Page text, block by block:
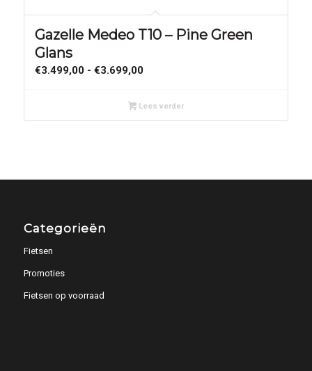
Gazelle Medeo T10 – Pine Green
Glans
€3.499,00 - €3.699,00Prijsklasse:
tot
€3.699,00
Lees verder
Categorieën
Fietsen
Promoties
Fietsen op voorraad